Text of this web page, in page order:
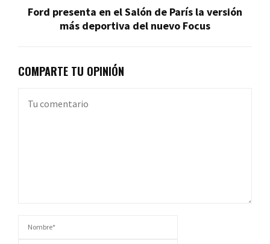
Ford presenta en el Salón de París la versión
más deportiva del nuevo Focus
COMPARTE TU OPINIÓN